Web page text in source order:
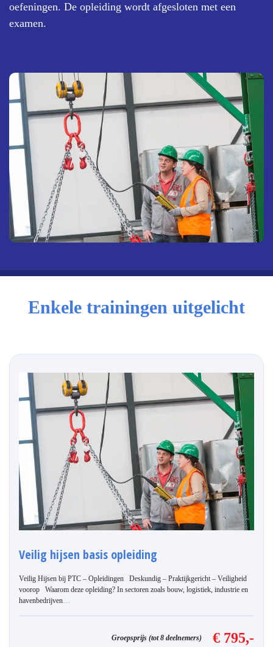
oefeningen. De opleiding wordt afgesloten met een
examen.
Enkele trainingen uitgelicht
Veilig hijsen basis opleiding
Veilig Hijsen bij PTC – Opleidingen Deskundig – Praktijkgericht – Veiligheid
voorop Waarom deze opleiding? In sectoren zoals bouw, logistiek, industrie en
havenbedrijven
Groepsprijs (tot 8 deelnemers) € 795,-